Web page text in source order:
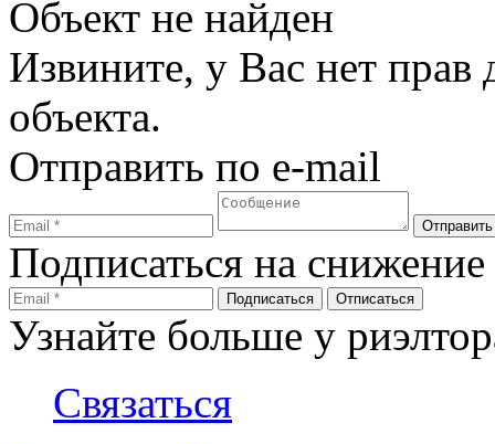
Объект не найден
Извините, у Вас нет прав
объекта.
Отправить по e-mail
Подписаться на
Узнайте больше у
Связаться